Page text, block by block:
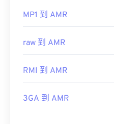
MP1 到 AMR
raw 到 AMR
RMI 到 AMR
3GA 到 AMR